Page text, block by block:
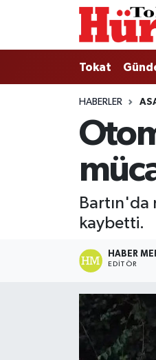
Tokat
HABERLER
Bartın'da
kaybetti.
HABER
EDITÖR
Tokat
Türkiye Gündemi
Gündem
Politika
Tokat Spor
Ekonomi
Nöbetçi Eczaneler
Hava Durumu
Tokat Namaz Vakitleri
Trafik Durumu
Tüm Manşetler
Son Dakika Haberleri
Haber Arşivi